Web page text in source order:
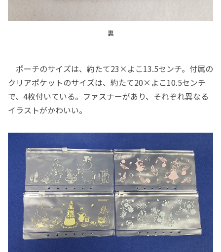
裏
ポーチのサイズは、約たて23×よこ13.5センチ。付属の
クリアポケットのサイズは、約たて20×よこ10.5センチ
で、4枚付いている。ファスナーがあり、それぞれ異なる
イラストがかわいい。